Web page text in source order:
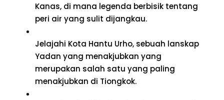
Kanas, di mana legenda berbisik tentang
peri air yang sulit dijangkau.
Jelajahi Kota Hantu Urho, sebuah lanskap
Yadan yang menakjubkan yang
merupakan salah satu yang paling
menakjubkan di Tiongkok.